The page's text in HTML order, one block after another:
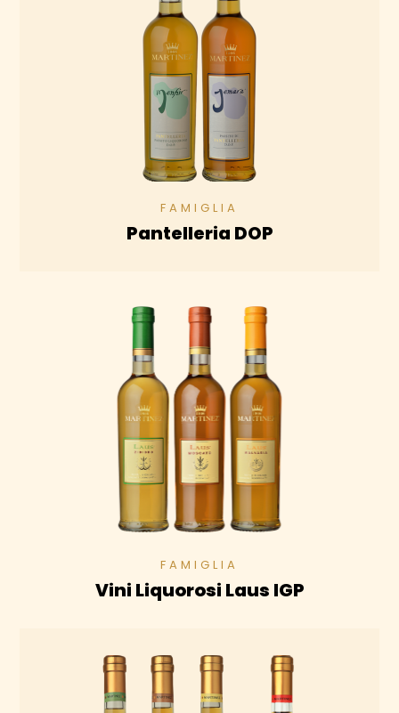
Pantelleria DOP
Vini Liquorosi Laus IGP